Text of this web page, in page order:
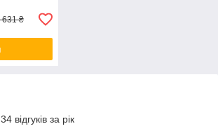
631 ₴
відгуків за рік